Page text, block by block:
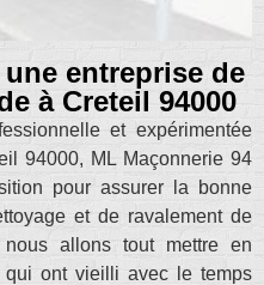
entreprise de
à Creteil 94000
et expérimentée
94000, ML Maçonnerie 94
pour assurer la bonne
et de ravalement de
allons tout mettre en
ont vieilli avec le temps